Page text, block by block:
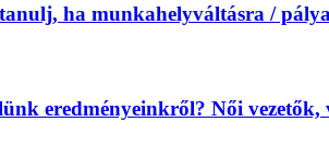
ha munkahelyváltásra /
eredményeinkről? Női